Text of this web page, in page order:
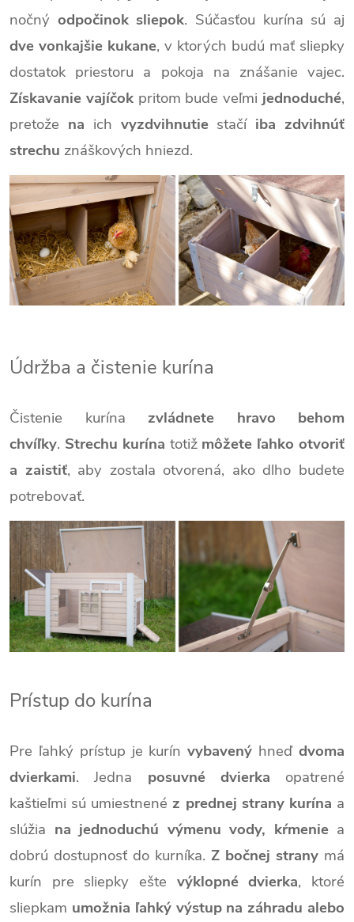
nočný odpočinok sliepok. Súčasťou kurína sú aj
dve vonkajšie kukane, v ktorých budú mať sliepky
dostatok priestoru a pokoja na znášanie vajec.
Získavanie vajíčokpritom bude veľmi jednoduché,
pretože na ich vyzdvihnutiestačí iba zdvihnúť
strechu znáškových hniezd.
Údržba a čistenie kurína
Čistenie kurína zvládnete hravo behom
chvíľky. Strechu kurína totiž môžete ľahko otvoriť
a zaistiť, aby zostala otvorená, ako dlho budete
potrebovať.
Prístup do kurína
Pre ľahký prístup je kurínvybavený hneďdvoma
dvierkami. Jedna posuvné dvierka opatrené
kaštieľmi sú umiestnené z prednej strany kurína a
slúžia na jednoduchú výmenu vody, kŕmeniea
dobrú dostupnosť do kurníka. Z bočnej strany má
kurín pre sliepky ešte výklopné dvierka, ktoré
sliepkam umožnia ľahký výstup na záhradu alebo